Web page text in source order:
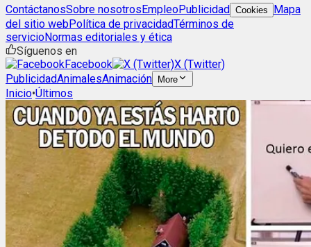
ContáctanosSobre nosotrosEmpleoPublicidad Cookies
Mapa
del sitio webPolítica de privacidadTérminos de
servicioNormas editoriales y ética
Síguenos en
Facebook
X (Twitter)
PublicidadAnimalesAnimación More
Inicio•Últimos